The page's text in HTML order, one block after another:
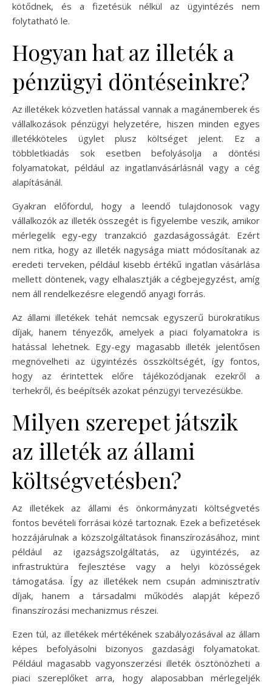
kötődnek, és a fizetésük nélkül az ügyintézés nem
folytatható le.
Hogyan hat az illeték a
pénzügyi döntéseinkre?
Az illetékek közvetlen hatással vannak a magánemberek és
vállalkozások pénzügyi helyzetére, hiszen minden egyes
illetékköteles ügylet plusz költséget jelent. Ez a
többletkiadás sok esetben befolyásolja a döntési
folyamatokat, például az ingatlanvásárlásnál vagy a cég
alapításánál.
Gyakran előfordul, hogy a leendő tulajdonosok vagy
vállalkozók az illeték összegét is figyelembe veszik, amikor
mérlegelik egy-egy tranzakció gazdaságosságát. Ezért
nem ritka, hogy az illeték nagysága miatt módosítanak az
eredeti terveken, például kisebb értékű ingatlan vásárlása
mellett döntenek, vagy elhalasztják a cégbejegyzést, amíg
nem áll rendelkezésre elegendő anyagi forrás.
Az állami illetékek tehát nemcsak egyszerű bürokratikus
díjak, hanem tényezők, amelyek a piaci folyamatokra is
hatással lehetnek. Egy-egy magasabb illeték jelentősen
megnövelheti az ügyintézés összköltségét, így fontos,
hogy az érintettek előre tájékozódjanak ezekről a
terhekről, és beépítsék azokat pénzügyi tervezésükbe.
Milyen szerepet játszik
az illeték az állami
költségvetésben?
Az illetékek az állami és önkormányzati költségvetés
fontos bevételi forrásai közé tartoznak. Ezek a befizetések
hozzájárulnak a közszolgáltatások finanszírozásához, mint
például az igazságszolgáltatás, az ügyintézés, az
infrastruktúra fejlesztése vagy a helyi közösségek
támogatása. Így az illetékek nem csupán adminisztratív
díjak, hanem a társadalmi működés alapját képező
finanszírozási mechanizmus részei.
Ezen túl, az illetékek mértékének szabályozásával az állam
képes befolyásolni bizonyos gazdasági folyamatokat.
Például magasabb vagyonszerzési illeték ösztönözheti a
piaci szereplőket arra, hogy alaposabban mérlegeljék